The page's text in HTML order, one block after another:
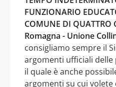
FUNZIONARIO
COMUNE DI QUATTRO
Romagna - Unione
consigliamo sempre il
argomenti ufficiali
il quale è anche
argomenti su cui volete